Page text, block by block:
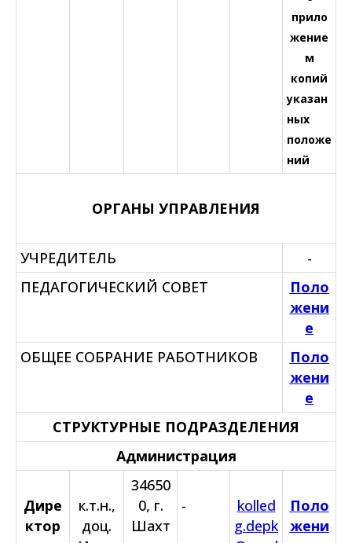
прило
жение
м
копий
указан
ных
положе
ний
ОРГАНЫ УПРАВЛЕНИЯ
УЧРЕДИТЕЛЬ
-
ПЕДАГОГИЧЕСКИЙ СОВЕТ
Поло
жени
е
ОБЩЕЕ СОБРАНИЕ РАБОТНИКОВ
Поло
жени
е
СТРУКТУРНЫЕ ПОДРАЗДЕЛЕНИЯ
Администрация
Дире
ктор
к.т.н.,
доц.
34650
0, г.
Шахт
-
kolled
g.depk
Поло
жени